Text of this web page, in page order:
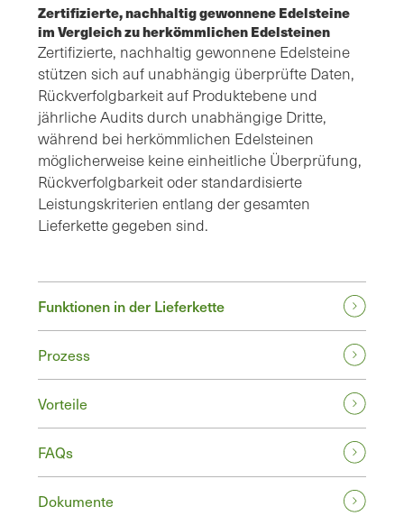
Zertifizierte, nachhaltig gewonnene Edelsteine
im Vergleich zu herkömmlichen Edelsteinen
Zertifizierte, nachhaltig gewonnene Edelsteine
stützen sich auf unabhängig überprüfte Daten,
Rückverfolgbarkeit auf Produktebene und
jährliche Audits durch unabhängige Dritte,
während bei herkömmlichen Edelsteinen
möglicherweise keine einheitliche Überprüfung,
Rückverfolgbarkeit oder standardisierte
Leistungskriterien entlang der gesamten
Lieferkette gegeben sind.
Funktionen in der Lieferkette
Prozess
Vorteile
FAQs
Dokumente